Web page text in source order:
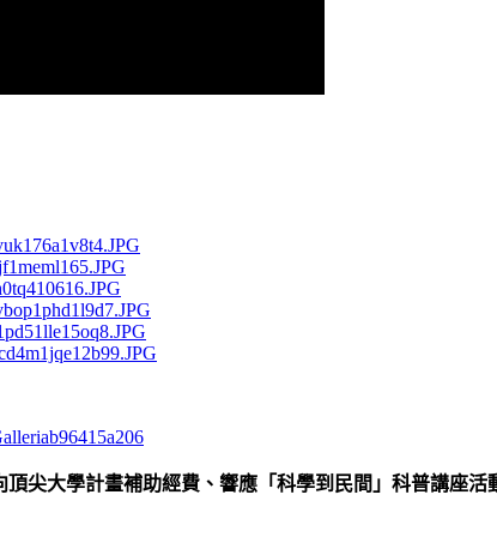
尖大學計畫補助經費、響應「科學到民間」科普講座活